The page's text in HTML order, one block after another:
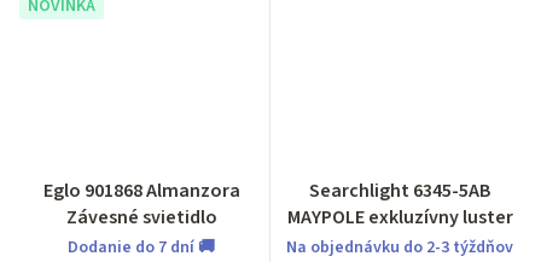
NOVINKA
Eglo 901868 Almanzora
Závesné svietidlo
Dodanie do 7 dní 🚚
Searchlight 6345-5AB
MAYPOLE exkluzívny luster
Na objednávku do 2-3 týždňov